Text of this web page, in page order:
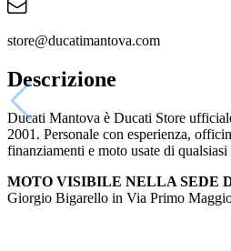
store@ducatimantova.com
Descrizione
Ducati Mantova è Ducati Store
2001. Personale con esperienza,
finanziamenti e moto usate di qualsiasi
MOTO VISIBILE NELLA SEDE
Giorgio Bigarello in Via Primo